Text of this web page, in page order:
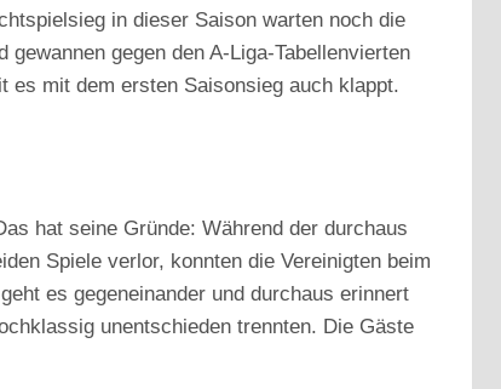
in dieser Saison warten noch die
gegen den A-Liga-Tabellenvierten
es mit dem ersten Saisonsieg auch klappt.
hat seine Gründe: Während der durchaus
Spiele verlor, konnten die Vereinigten beim
es gegeneinander und durchaus erinnert
unentschieden trennten. Die Gäste